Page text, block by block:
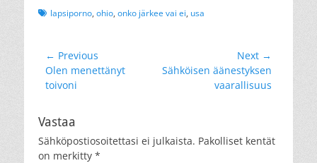
Tagslapsiporno, ohio, onko järkee vai ei, usa
Artikkelien
selaus
← Previous
Previous
post:
Olen menettänyt
toivoni
Next →
Next
Sähköisen äänestyksen
vaarallisuus
Vastaa
Sähköpostiosoitettasi ei julkaista. Pakolliset kentät
on merkitty *